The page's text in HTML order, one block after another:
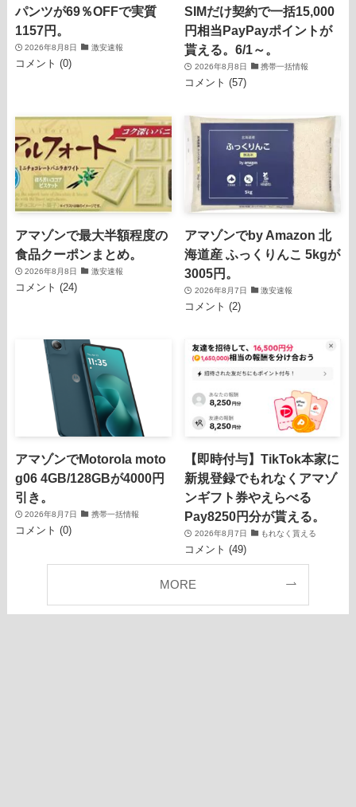
パンツが69％OFFで実質
1157円。
2026年8月8日 激安速報
コメント (0)
SIMだけ契約で一括15,000
円相当PayPayポイントが
貰える。6/1～。
2026年8月8日 携帯一括情報
コメント (57)
アマゾンで最大半額程度の
食品クーポンまとめ。
2026年8月8日 激安速報
コメント (24)
アマゾンでby Amazon 北
海道産 ふっくりんこ 5kgが
3005円。
2026年8月7日 激安速報
コメント (2)
アマゾンでMotorola moto
g06 4GB/128GBが4000円
引き。
2026年8月7日 携帯一括情報
コメント (0)
【即時付与】TikTok本家に
新規登録でもれなくアマゾ
ンギフト券やえらべる
Pay8250円分が貰える。
2026年8月7日 もれなく貰える
コメント (49)
MORE